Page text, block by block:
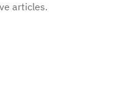
articles.